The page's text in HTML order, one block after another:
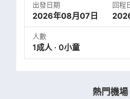
出發日期
2026年08月07日
回程
人數
1成人 · 0小童
熱門機場